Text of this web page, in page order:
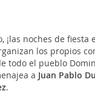
noches de
los propios
todo el pueblo
a Juan Pablo
.